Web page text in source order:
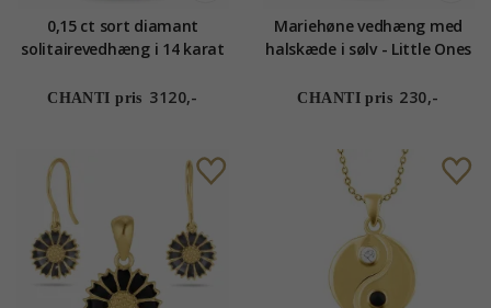
0,15 ct sort diamant
solitairevedhæng i 14 karat
CHANTI pris 3120,-
Mariehøne vedhæng med
halskæde i sølv - Little Ones
CHANTI pris 230,-